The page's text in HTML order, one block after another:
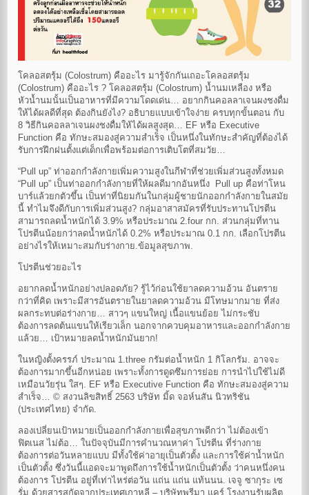
โคลอสตรุ้ม (Colostrum) คืออะไร มารู้จักกันเถอะโคลอสตรุ้ม
(Colostrum) คืออะไร ? โคลอสตรุ้ม (Colostrum) น้ำนมเหลือง หรือ
หัวน้ำนมนั้นเป็นอาหารที่มีความโดดเด่น… อยากกินคอลลาเจนผงชงดื่ม
ให้ได้ผลดีที่สุด ต้องกินยังไง? อธิบายแบบเข้าใจง่าย ครบทุกขั้นตอน กับ
8 วิธีกินคอลลาเจนผงชงดื่มให้ได้ผลสูงสุด… EF หรือ Executive
Function คือ ทักษะสมองสู่ความสำเร็จ เป็นหนึ่งในทักษะสำคัญที่ต้องได้
รับการฝึกฝนตั้งแต่เด็กเพื่อพร้อมต่อการเติบโตที่สมวัย…
“Pull up” ท่าออกกำลังกายเพิ่มความสูงในกีฬาที่ช่วยเพิ่มส่วนสูงทั้งหมด
“Pull up” เป็นท่าออกกำลังกายที่ให้ผลดีมากอันหนึ่ง Pull up คือท่าโหน
บาร์แล้วยกตัวขึ้น เป็นท่าที่นิยมกันในกลุ่มผู้ชายนักออกกำลังกายในสมัย
นี้ ทำไมจึงดีกับการเพิ่มส่วนสูง? กลุ่มอาสาสมัครที่รับประทานโปรตีน
สามารถลดน้ำหนักได้ 3.9% หรือประมาณ 2.four กก. ส่วนกลุ่มที่ทาน
โปรตีนน้อยกว่าลดน้ำหนักได้ 0.2% หรือประมาณ 0.1 กก. เลือกโปรตีน
อย่างไรให้เหมาะสมกับร่างกาย.ข้อมูลสุขภาพ.
โปรตีนช่วยอะไร
อยากลดน้ำหนักอย่างปลอดภัย? รู้ไว้ก่อนใช้ยาลดความอ้วน อันตราย
กว่าที่คิด เพราะมีสารอันตรายในยาลดความอ้วน มีโทษมากมาย ที่ส่ง
ผลกระทบต่อร่างกาย… สาวๆ แขนใหญ่ เนื้อแขนย้อย ไม่กระชับ
ต้องการลดต้นแขนให้เรียวเล็ก นอกจากควบคุมอาหารและออกกำลังกาย
แล้วย… เป้าหมายลดน้ำหนักมันยาก!
ในหญิงตั้งครรภ์ ประมาณ 1.three กรัมต่อน้ำหนัก 1 กิโลกรัม. อาจจะ
ต้องการมากขึ้นอีกหน่อย เพราะทั้งการดูดซึมการย่อย การนำไปใช้ไม่ดี
เหมือนวัยรุ่น ใสๆ. EF หรือ Executive Function คือ ทักษะสมองสู่ความ
สำเร็จ… © สงวนลิขสิทธิ์ 2563 บริษัท มิ้ด จอห์นสัน นิวทริชัน
(ประเทศไทย) จำกัด.
ลองเปลี่ยนเป้าหมายเป็นออกกำลังกายเพื่อสุขภาพดีกว่า ไม่ต้องเข้า
ฟิตเนส ไม่ต้อ… ในปัจจุบันมีการคำนวณหาค่า โปรตีน ที่ร่างกาย
ต้องการต่อวันหลายแบบ มีทั้งใช้ค่าอายุเป็นตัวตั้ง และการใช้ค่าน้ำหนัก
เป็นตัวตั้ง ซึ่งวันนี้แอดจะมาพูดถึงการใช้น้ำหนักเป็นตัวตั้ง ว่าคนหนึ่งคน
ต้องการ โปรตีน อยู่ที่เท่าไหร่ต่อวัน แถ่น แถ่น แท้นนน. เจจู ซากุระ เซ
รั่ม ด้วยสารสกัดจากประเทศเกาหลี – บริษัทพรีมา แคร์ โรงงานรับผลิต